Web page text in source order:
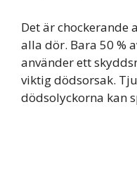
Det är chockerande
alla dör. Bara 50 %
använder ett
viktig dödsorsak.
dödsolyckorna kan